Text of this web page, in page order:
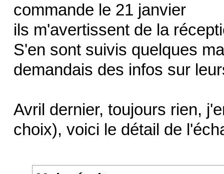
commande le 21 janvier
ils m'avertissent de la
S'en sont suivis quelques
demandais des infos sur
Avril dernier, toujours rien,
choix), voici le détail de